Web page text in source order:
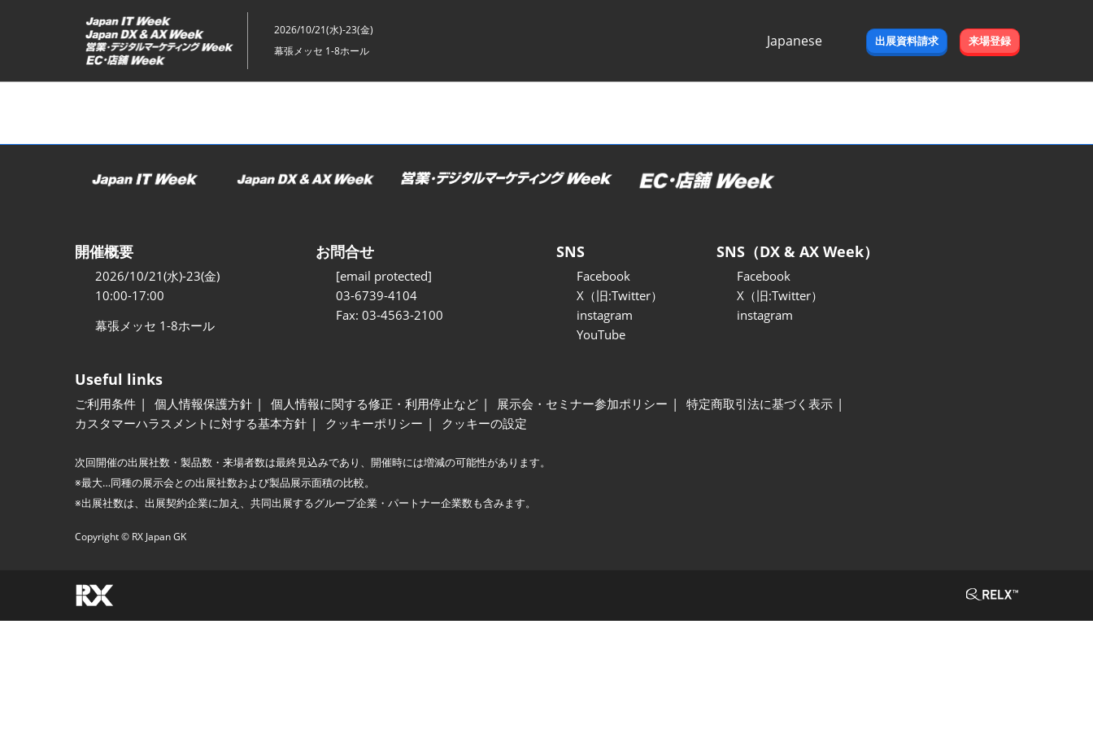
ッ
2026/10/21(水)-23(金)
幕張メッセ 1-8ホール
Japanese
出展資料請求 来場登録
開催概要
2026/10/21(水)-23(金)
10:00-17:00
幕張メッセ 1-8ホール
お問合せ
[email protected]
03-6739-4104
Fax: 03-4563-2100
SNS
Facebook
X（旧:Twitter）
instagram
YouTube
SNS（DX & AX Week）
Facebook
X（旧:Twitter）
instagram
Useful links
ご利用条件 個人情報保護方針 個人情報に関する修正・利用停止など 展示会・セミナー参加ポリシー
特定商取引法に基づく表示
カスタマーハラスメントに対する基本方針
クッキーポリシー クッキーの設定
次回開催の出展社数・製品数・来場者数は最終見込みであり、開催時には増減の可能性があります。
※最大…同種の展示会との出展社数および製品展示面積の比較。
※出展社数は、出展契約企業に加え、共同出展するグループ企業・パートナー企業数も含みます。
Copyright © RX Japan GK